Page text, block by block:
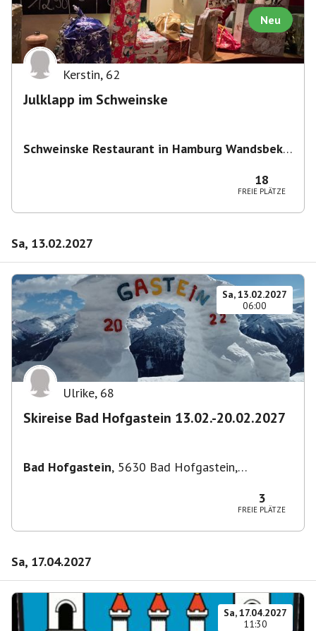
Neu
Kerstin, 62
Julklapp im Schweinske
Schweinske Restaurant in Hamburg Wandsbek -
18
FREIE PLÄTZE
Sa, 13.02.2027
Sa, 13.02.2027
06:00
Ulrike, 68
Skireise Bad Hofgastein 13.02.-20.02.2027
Bad Hofgastein, 5630 Bad Hofgastein,
3
FREIE PLÄTZE
Sa, 17.04.2027
Sa, 17.04.2027
11:30